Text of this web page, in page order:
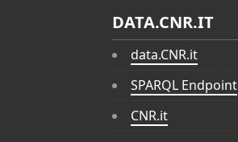
DATA.CNR.IT
data.CNR.it
SPARQL Endpoint
CNR.it